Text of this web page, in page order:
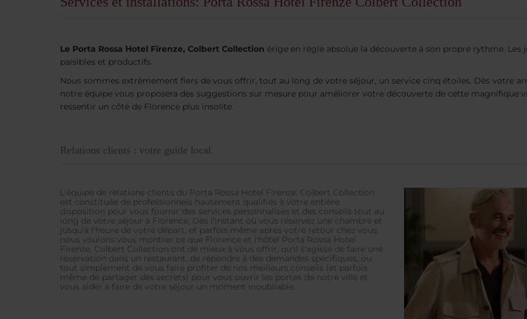
Le Porta Rossa Hotel Firenze, Colbert Collection érige en règle absolue la découverte à son propre rythme.
paisibles et productifs.
Nous sommes extrêmement fiers de vous offrir, tout au long de votre séjour, un service cinq étoiles. Dès votre
notre équipe vous proposera des suggestions sur mesure pour améliorer votre découverte de cette magnifique
ressentir un côté de Florence plus insolite.
Relations clients : votre guide local
L'équipe de relations clients du Porta Rossa Hotel Firenze, Colbert Collection
est constituée de professionnels hautement qualifiés à votre entière
disposition pour vous fournir des services personnalisés et des conseils tout au
long de votre séjour à Florence. Dès l'instant où vous réservez une chambre et
jusqu'à l'heure de votre départ, et parfois même après votre retour chez vous,
nous voulons vous montrer ce que Florence et l'hôtel Porta Rossa Hotel
Firenze, Colbert Collection ont de mieux à vous offrir, qu'il s'agisse de faire une
réservation dans un restaurant, de répondre à des demandes spécifiques, ou
tout simplement de vous faire profiter de nos meilleurs conseils (et parfois
même de partager des secrets) pour vous ouvrir les portes de notre ville et
vous aider à faire de votre séjour un moment inoubliable.
Rechercher
Destination